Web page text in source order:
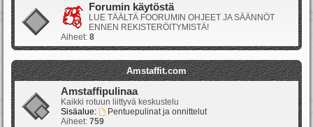
Forumin käytöstä
LUE TÄÄLTÄ FOORUMIN OHJEET JA SÄÄNNÖT
ENNEN REKISTERÖITYMISTÄ!
Aiheet: 8
Amstaffit.com
Amstaffipulinaa
Kaikki rotuun liittyvä keskustelu
Sisäalue:
Pentuepulinat ja onnittelut
Aiheet: 759